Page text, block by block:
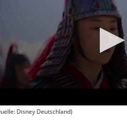
Disney Deutschland)